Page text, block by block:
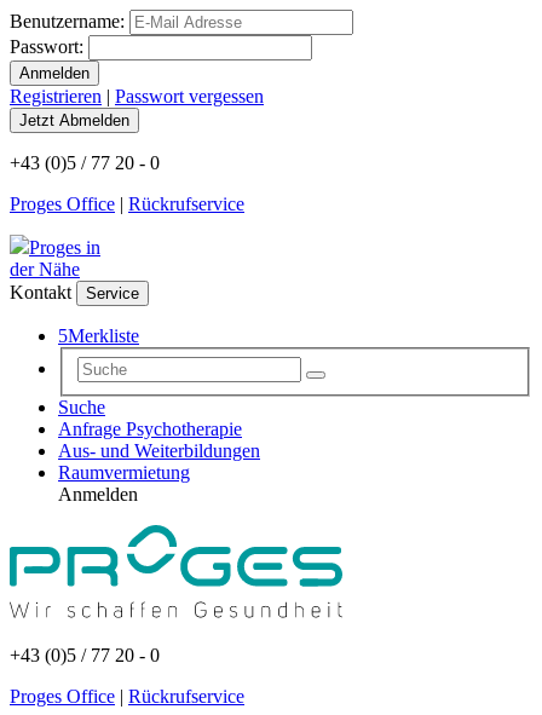
Benutzername:
Passwort:
Registrieren | Passwort vergessen
+43 (0)5 / 77 20 - 0
Proges Office | Rückrufservice
Proges in
der Nähe
Kontakt
Service
5Merkliste
Suche
Anfrage Psychotherapie
Aus- und Weiterbildungen
Raumvermietung
Anmelden
+43 (0)5 / 77 20 - 0
Proges Office | Rückrufservice